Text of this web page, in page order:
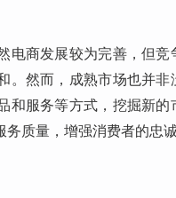
电商发展较为完善，但
。然而，成熟市场也并
和服务等方式，挖掘新
质量，增强消费者的忠诚